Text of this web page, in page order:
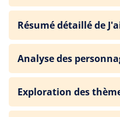
Résumé détaillé de
Analyse des
Exploration des